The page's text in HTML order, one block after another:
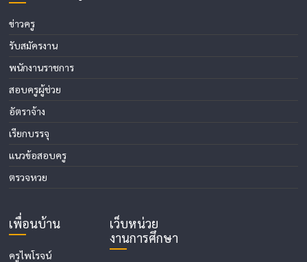
ข่าวครู
รับสมัครงาน
พนักงานราชการ
สอบครูผู้ช่วย
อัตราจ้าง
เรียกบรรจุ
แนวข้อสอบครู
ตรวจหวย
เพื่อนบ้าน
ครูไพโรจน์
เว็บหน่วย
งานการศึกษา